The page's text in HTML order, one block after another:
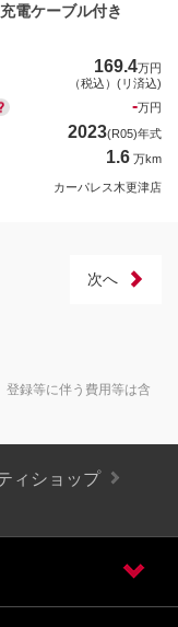
電ケーブル付き
169.4万円
（税込）(リ済込)
-万円
2023(R05)年式
1.6 万km
カーパレス木更津店
次へ
録等に伴う費用等は含
ィショップ